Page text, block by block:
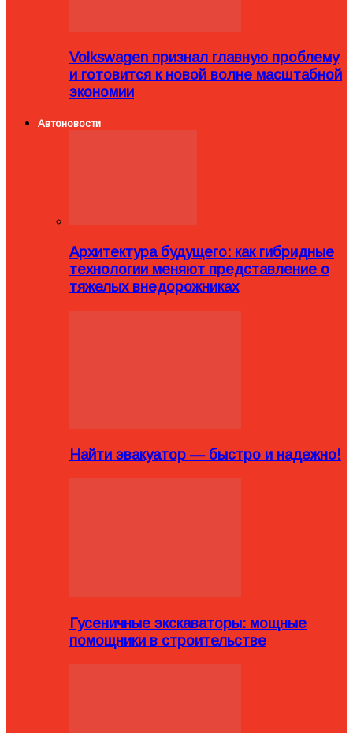
Volkswagen признал главную проблему
и готовится к новой волне масштабной
экономии
Автоновости
Архитектура будущего: как гибридные
технологии меняют представление о
тяжелых внедорожниках
Найти эвакуатор — быстро и надежно!
Гусеничные экскаваторы: мощные
помощники в строительстве